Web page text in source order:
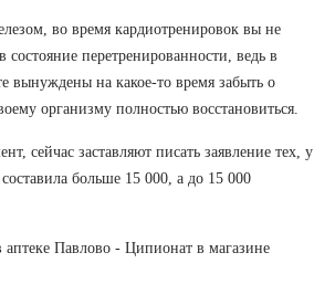
во время кардиотренировок вы не
состояние перетренированности, ведь в
вынуждены на какое-то время забыть о
организму полностью восстановиться.
сейчас заставляют писать заявление тех, у
больше 15 000, а до 15 000
Павлово - Ципионат в магазине